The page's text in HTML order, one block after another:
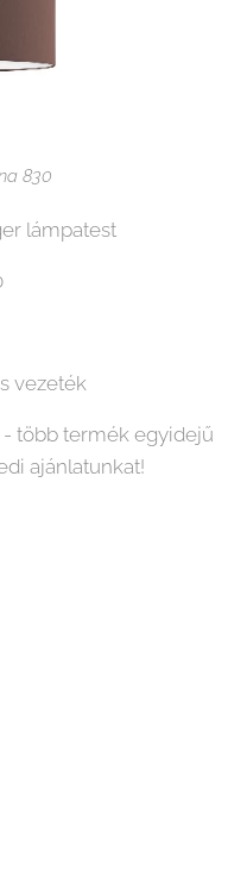
830
lámpatest
vezeték
- több termék egyidejű
ajánlatunkat!